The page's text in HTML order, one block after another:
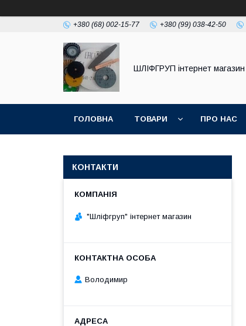
+380 (68) 002-15-77 +380 (99) 038-42-50
ШЛІФГРУП інтернет магазин
ГОЛОВНА ТОВАРИ ПРО НАС
КОНТАКТИ
"Шліфгруп" інтернет магазин
Володимир